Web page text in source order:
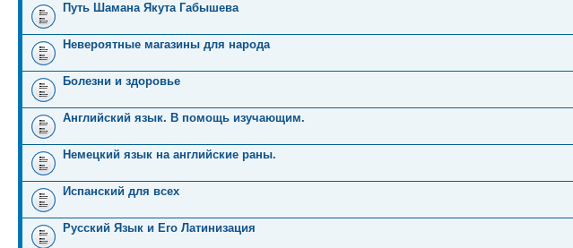
Путь Шамана Якута Габышева
Невероятные магазины для народа
Болезни и здоровье
Английский язык. В помощь изучающим.
Немецкий язык на английские раны.
Испанский для всех
Русский Язык и Его Латинизация